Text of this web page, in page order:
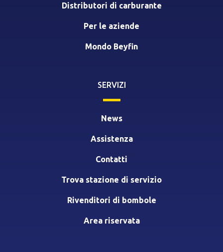
Distributori di carburante
Per le aziende
Mondo Beyfin
SERVIZI
News
Assistenza
Contatti
Trova stazione di servizio
Rivenditori di bombole
Area riservata